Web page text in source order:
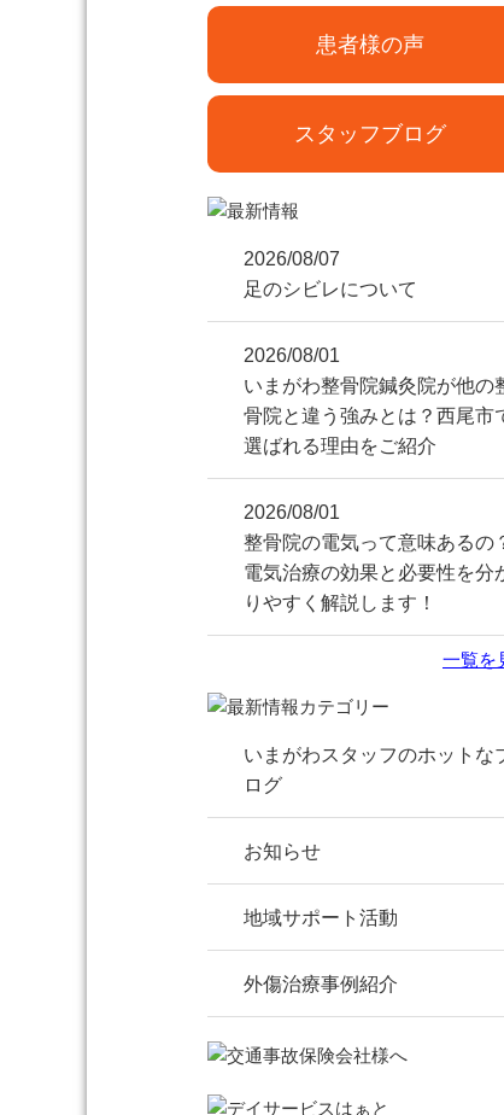
患者様の声
スタッフブログ
2026/08/07
足のシビレについて
2026/08/01
いまがわ整骨院鍼灸院が他の
骨院と違う強みとは？西尾市
選ばれる理由をご紹介
2026/08/01
整骨院の電気って意味あるの
電気治療の効果と必要性を分
りやすく解説します！
一覧を
いまがわスタッフのホットな
ログ
お知らせ
地域サポート活動
外傷治療事例紹介